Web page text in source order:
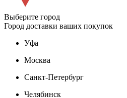
Выберите город
Город доставки ваших покупок
Уфа
Москва
Санкт-Петербург
Челябинск